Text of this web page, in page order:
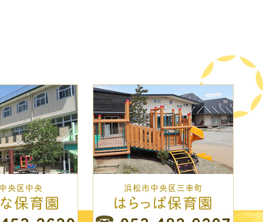
央区中央
保育園
浜松市中央区三幸町
はらっぱ保育園